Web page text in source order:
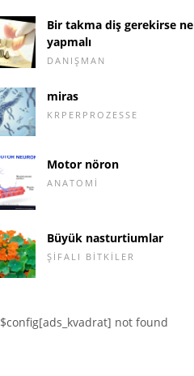
Bir takma diş gerekirse ne
yapmalı
DANIŞMAN
miras
KRPERPROZESSE
Motor nöron
ANATOMI
Büyük nasturtiumlar
ŞIFALI BITKILER
$config[ads_kvadrat] not found